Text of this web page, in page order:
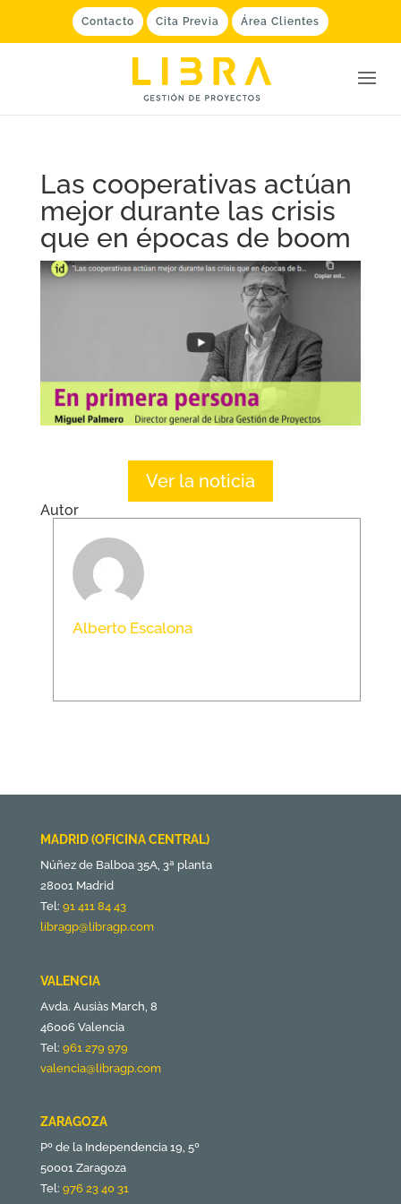
Contacto Cita Previa Área Clientes
Las cooperativas actúan
mejor durante las crisis
que en épocas de boom
Ver la noticia
Autor
Alberto Escalona
MADRID (OFICINA CENTRAL)
Núñez de Balboa 35A, 3ª planta
28001 Madrid
Tel: 91 411 84 43
libragp@libragp.com
VALENCIA
Avda. Ausiàs March, 8
46006 Valencia
Tel: 961 279 979
valencia@libragp.com
ZARAGOZA
Pº de la Independencia 19, 5º
50001 Zaragoza
Tel: 976 23 40 31